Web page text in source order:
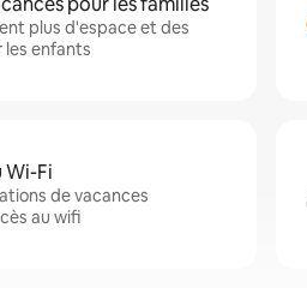
plus d'espace et des
enfants
Wi-Fi
de vacances
au wifi